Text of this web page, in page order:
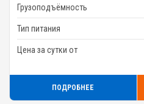
Грузоподъёмность
Тип питания
Цена за сутки от
ПОДРОБНЕЕ